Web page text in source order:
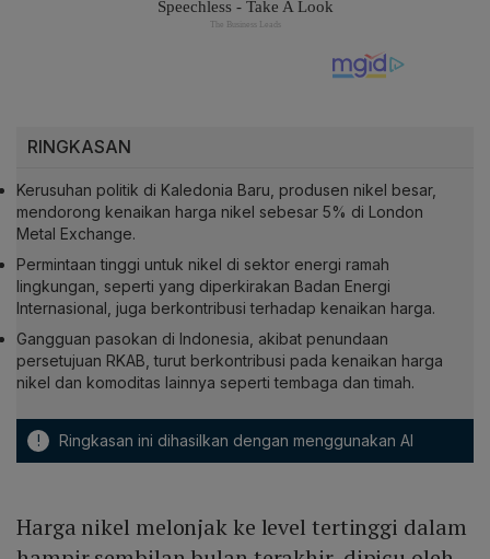
RINGKASAN
Kerusuhan politik di Kaledonia Baru, produsen nikel besar,
mendorong kenaikan harga nikel sebesar 5% di London
Metal Exchange.
Permintaan tinggi untuk nikel di sektor energi ramah
lingkungan, seperti yang diperkirakan Badan Energi
Internasional, juga berkontribusi terhadap kenaikan harga.
Gangguan pasokan di Indonesia, akibat penundaan
persetujuan RKAB, turut berkontribusi pada kenaikan harga
nikel dan komoditas lainnya seperti tembaga dan timah.
! Ringkasan ini dihasilkan dengan menggunakan AI
Harga nikel melonjak ke level tertinggi dalam